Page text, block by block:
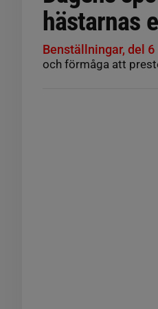
hästarnas
Benställningar, del 6
och förmåga att